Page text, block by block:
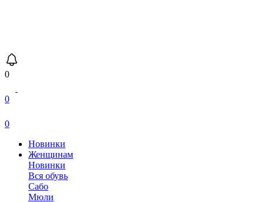
0
0
0
Новинки
Женщинам
Новинки
Вся обувь
Сабо
Мюли